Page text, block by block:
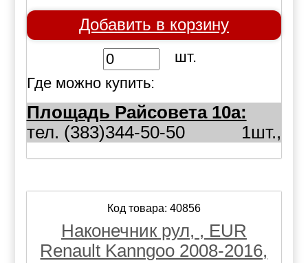
Добавить в корзину
шт.
Где можно купить:
Площадь Райсовета 10а:
1шт.,
тел. (383)344-50-50
Код товара: 40856
Наконечник рул, , EUR
Renault Kanngoo 2008-2016,